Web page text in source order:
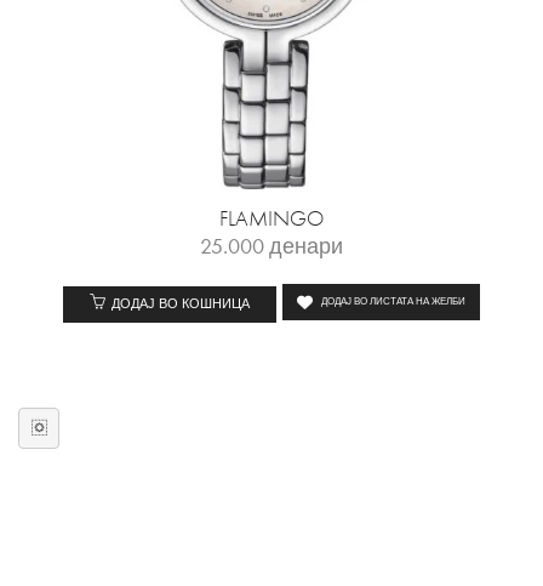
FLAMINGO
25.000денари
ДОДАЈ ВО КОШНИЦА ДОДАЈ ВО ЛИСТАТА НА ЖЕЛБИ